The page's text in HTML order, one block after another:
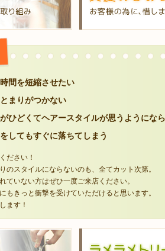
間を短縮させたい
まりがつかない
ひどくてヘアースタイルが思うようにな
してもすぐに落ちてしまう
ださい！
のスタイルにならないのも、全てカット次第。
ていない方はぜひ一度ご来店ください。
もきっと衝撃を受けていただけると思います。
ます！